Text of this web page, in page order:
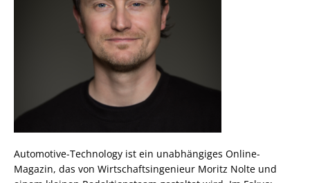
Automotive-Technology ist ein unabhängiges Online-
Magazin, das von Wirtschaftsingenieur Moritz Nolte und